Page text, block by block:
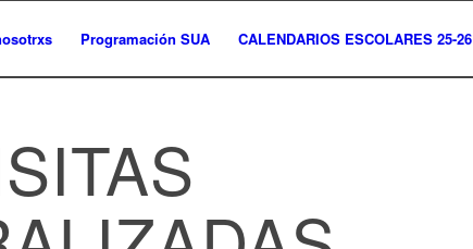
Programación SUA CALENDARIOS ESCOLARES 25-26